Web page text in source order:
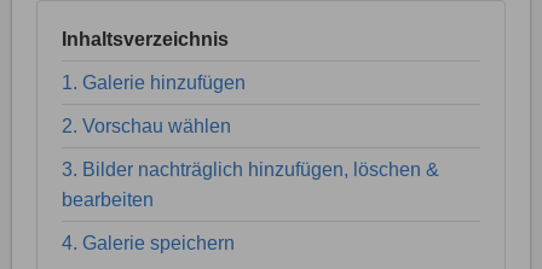
Inhaltsverzeichnis
1. Galerie hinzufügen
2. Vorschau wählen
3. Bilder nachträglich hinzufügen, löschen &
bearbeiten
4. Galerie speichern